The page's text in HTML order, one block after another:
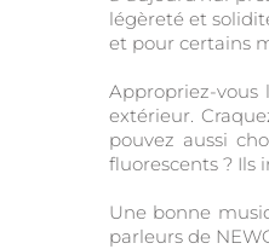
légèreté et
et pour certains
Appropriez-
extérieur.
pouvez aussi
fluorescents ? Ils
Une bonne
parleurs de